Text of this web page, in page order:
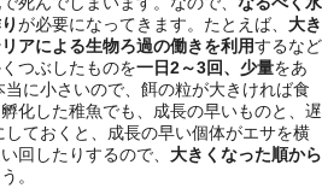
が必要になってきます。たとえば、 大き
アによる生物ろ過の働きを利用するなど
つぶしたものを一日2～3回、少量をあ
に小さいので、餌の粒が大きければ食
化した稚魚でも、成長の早いものと、遅
ておくと、成長の早い個体がエサを横
回したりするので、 大きくなった順から
。